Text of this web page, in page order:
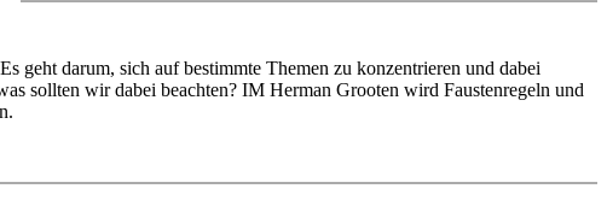
geht darum, sich auf bestimmte Themen zu konzentrieren und dabei
sollten wir dabei beachten? IM Herman Grooten wird Faustenregeln und